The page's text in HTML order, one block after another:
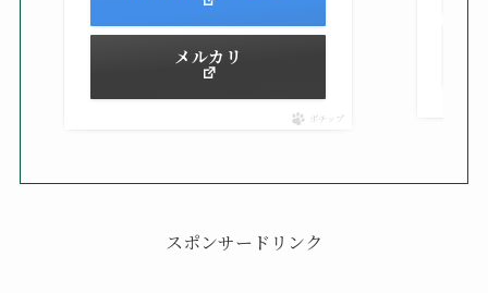
メルカリ
ポチップ
スポンサードリンク